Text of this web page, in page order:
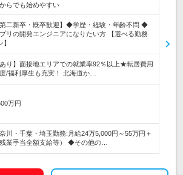
らでも始めやすい
第二新卒・既卒歓迎】◆学歴・経験・年齢不問 ◆
リの開発エンジニアになりたい方 【選べる勤務
あり】面接地エリアでの就業率92％以上★転居費用
/福利厚生も充実！ 北海道か…
万円
川・千葉・埼玉勤務:月給24万5,000円～55万円＋
業手当全額支給等） ◆その他の…